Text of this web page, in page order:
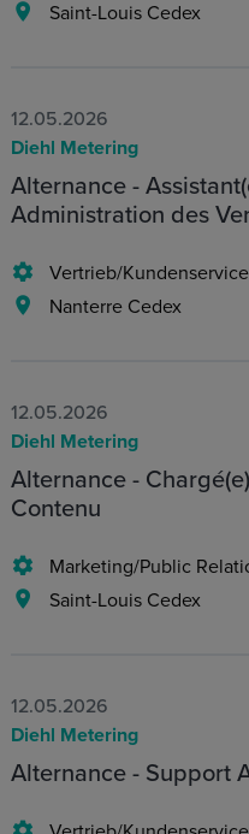
Saint-Louis Cedex
12.05.2026
Diehl Metering
Alternance -
Administration des
Vertrieb/Kundenservice
Nanterre Cedex
12.05.2026
Diehl Metering
Alternance -
Contenu
Marketing/Public
Saint-Louis Cedex
12.05.2026
Diehl Metering
Alternance - Support